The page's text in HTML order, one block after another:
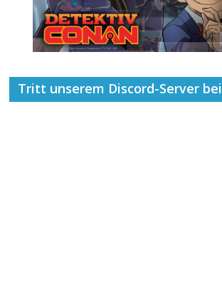
Tritt unserem Discord-Server bei